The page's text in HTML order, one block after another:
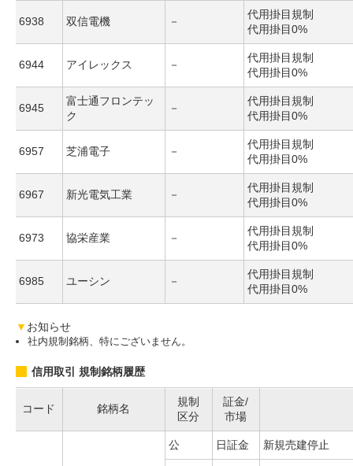
6938 双信電機 －
代用掛目規制
代用掛目0%
6944 アイレックス －
代用掛目規制
代用掛目0%
6945
富士通フロンテッ
ク
－
代用掛目規制
代用掛目0%
6957 芝浦電子 －
代用掛目規制
代用掛目0%
6967 新光電気工業 －
代用掛目規制
代用掛目0%
6973 協栄産業 －
代用掛目規制
代用掛目0%
6985 ユーシン －
代用掛目規制
代用掛目0%
▼ お知らせ
社内規制銘柄、特にございません。
信用取引 規制銘柄履歴
コード 銘柄名
規制
区分
証金/
市場
公 日証金 新規売建停止